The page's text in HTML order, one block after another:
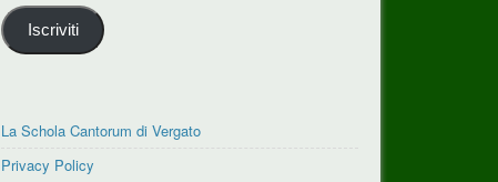
mail
Iscriviti
La Schola Cantorum di Vergato
Privacy Policy